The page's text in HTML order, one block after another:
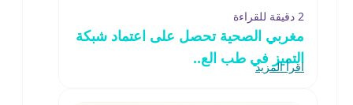
2 دقيقة للقراءة
مغربي الصحية تحصل على اعتماد شبكة
التميز في طب الع..
اقرأ المزيد